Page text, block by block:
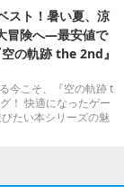
スト！暑い夏、涼
冒険へ―最安値で
の軌跡 the 2nd』
今こそ、『空の軌跡 t
！ 快適になったゲー
たい本シリーズの魅